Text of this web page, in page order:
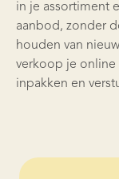
in je assortiment
aanbod, zonder
houden van
verkoop je online
inpakken en